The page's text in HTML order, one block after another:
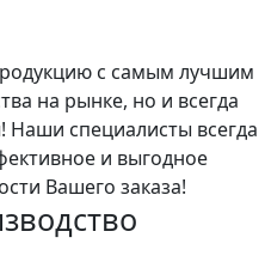
с самым лучшим
на рынке, но и всегда
Наши специалисты всегда
и выгодное
Вашего заказа!